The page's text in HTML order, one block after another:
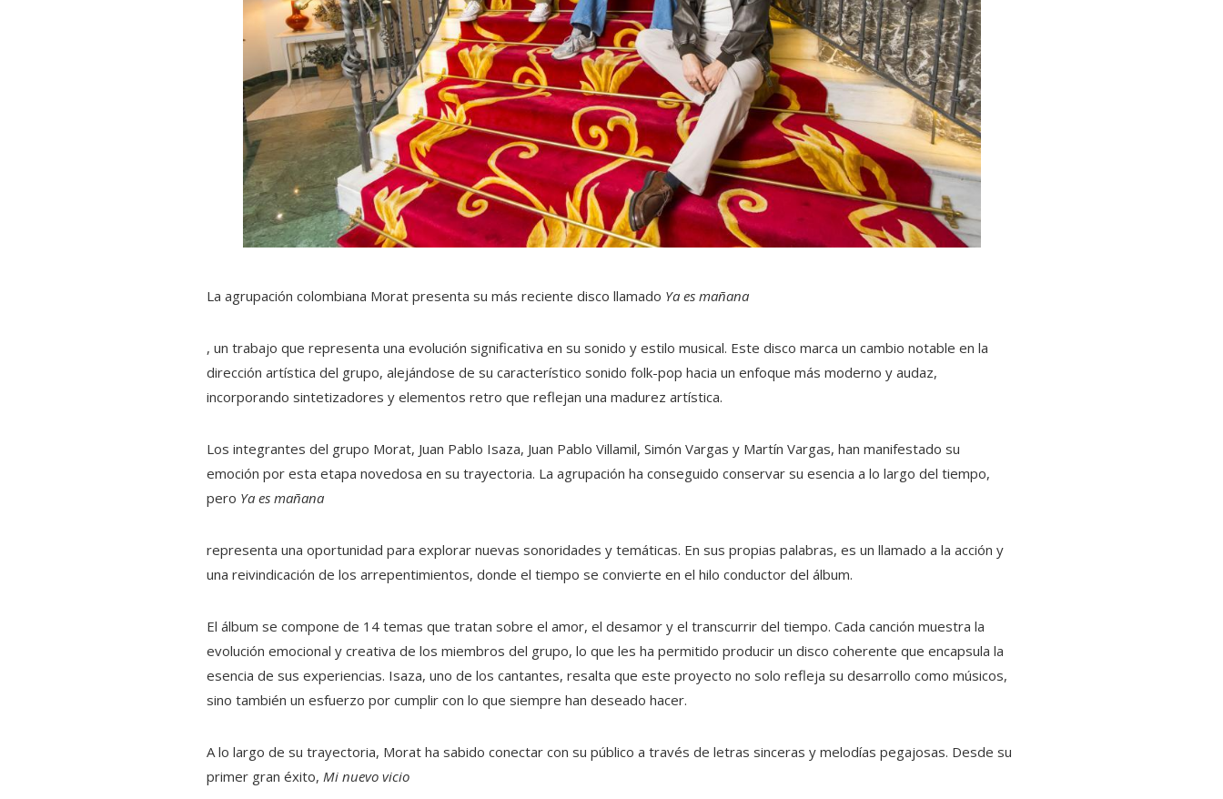
La agrupación colombiana Morat presenta su más reciente disco llamado Ya es mañana
, un trabajo que representa una evolución significativa en su sonido y estilo musical. Este disco marca un cambio notable en la
dirección artística del grupo, alejándose de su característico sonido folk-pop hacia un enfoque más moderno y audaz,
incorporando sintetizadores y elementos retro que reflejan una madurez artística.
Los integrantes del grupo Morat, Juan Pablo Isaza, Juan Pablo Villamil, Simón Vargas y Martín Vargas, han manifestado su
emoción por esta etapa novedosa en su trayectoria. La agrupación ha conseguido conservar su esencia a lo largo del tiempo,
pero Ya es mañana
representa una oportunidad para explorar nuevas sonoridades y temáticas. En sus propias palabras, es un llamado a la acción y
una reivindicación de los arrepentimientos, donde el tiempo se convierte en el hilo conductor del álbum.
El álbum se compone de 14 temas que tratan sobre el amor, el desamor y el transcurrir del tiempo. Cada canción muestra la
evolución emocional y creativa de los miembros del grupo, lo que les ha permitido producir un disco coherente que encapsula la
esencia de sus experiencias. Isaza, uno de los cantantes, resalta que este proyecto no solo refleja su desarrollo como músicos,
sino también un esfuerzo por cumplir con lo que siempre han deseado hacer.
A lo largo de su trayectoria, Morat ha sabido conectar con su público a través de letras sinceras y melodías pegajosas. Desde su
primer gran éxito,Mi nuevo vicio